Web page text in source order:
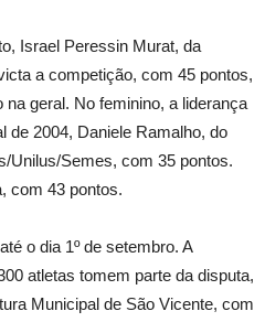
Israel Peressin Murat, da
a competição, com 45 pontos,
geral. No feminino, a liderança
de 2004, Daniele Ramalho, do
Unilus/Semes, com 35 pontos.
com 43 pontos.
o dia 1º de setembro. A
atletas tomem parte da disputa,
Municipal de São Vicente, com